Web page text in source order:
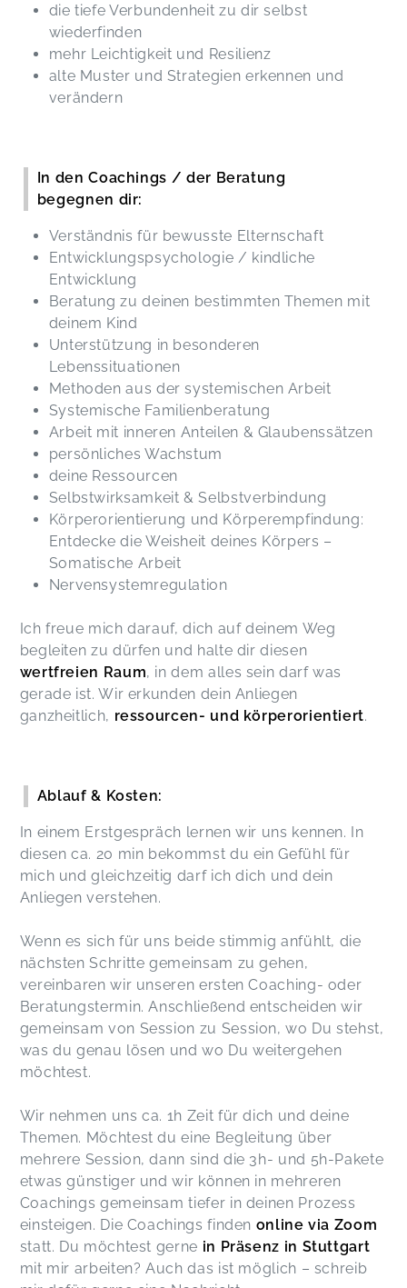
die tiefe Verbundenheit zu dir selbst
wiederfinden
mehr Leichtigkeit und Resilienz
alte Muster und Strategien erkennen und
verändern
In den Coachings / der Beratung
begegnen dir:
Verständnis für bewusste Elternschaft
Entwicklungspsychologie / kindliche
Entwicklung
Beratung zu deinen bestimmten Themen mit
deinem Kind
Unterstützung in besonderen
Lebenssituationen
Methoden aus der systemischen Arbeit
Systemische Familienberatung
Arbeit mit inneren Anteilen & Glaubenssätzen
persönliches Wachstum
deine Ressourcen
Selbstwirksamkeit & Selbstverbindung
Körperorientierung und Körperempfindung:
Entdecke die Weisheit deines Körpers –
Somatische Arbeit
Nervensystemregulation
Ich freue mich darauf, dich auf deinem Weg
begleiten zu dürfen und halte dir diesen
wertfreien Raum, in dem alles sein darf was
gerade ist. Wir erkunden dein Anliegen
ganzheitlich, ressourcen- und körperorientiert.
Ablauf & Kosten:
In einem Erstgespräch lernen wir uns kennen. In
diesen ca. 20 min bekommst du ein Gefühl für
mich und gleichzeitig darf ich dich und dein
Anliegen verstehen.
Wenn es sich für uns beide stimmig anfühlt, die
nächsten Schritte gemeinsam zu gehen,
vereinbaren wir unseren ersten Coaching- oder
Beratungstermin. Anschließend entscheiden wir
gemeinsam von Session zu Session, wo Du stehst,
was du genau lösen und wo Du weitergehen
möchtest.
Wir nehmen uns ca. 1h Zeit für dich und deine
Themen. Möchtest du eine Begleitung über
mehrere Session, dann sind die 3h- und 5h-Pakete
etwas günstiger und wir können in mehreren
Coachings gemeinsam tiefer in deinen Prozess
einsteigen. Die Coachings finden online via Zoom
statt. Du möchtest gerne in Präsenz in Stuttgart
mit mir arbeiten? Auch das ist möglich – schreib